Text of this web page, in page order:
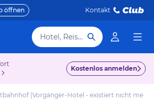
öffnen Kontakt
Hotel, Reiseziel
Kostenlos anmelden
(Vorgänger-Hotel - existiert nicht mehr)